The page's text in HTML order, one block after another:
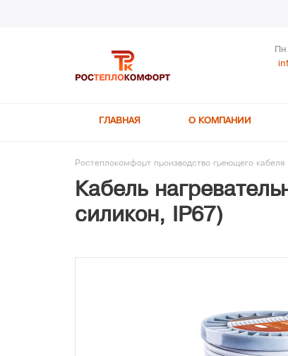
ГЛАВНАЯ О КОМПАНИИ
Ростеплокомфорт производство греющего кабеля
Кабель
силикон, IP67)